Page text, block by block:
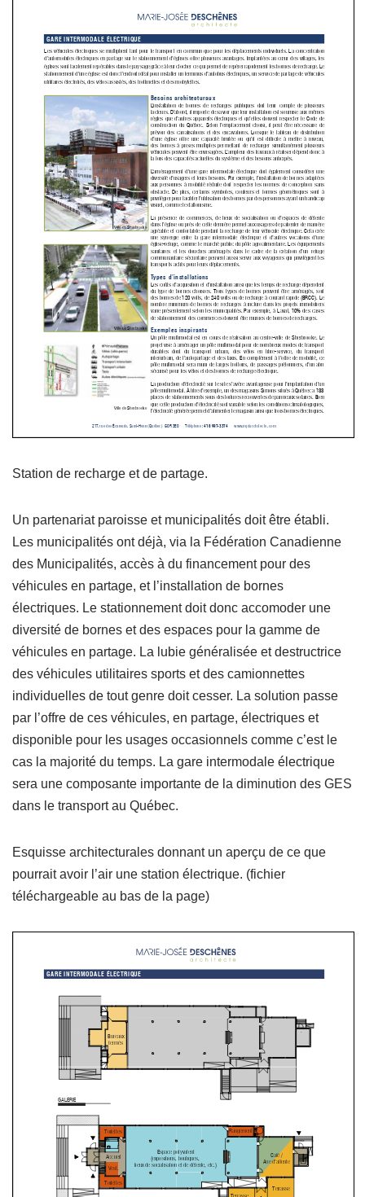
Station de recharge et de partage.
Un partenariat paroisse et municipalités doit être établi.
Les municipalités ont déjà, via la Fédération Canadienne
des Municipalités, accès à du financement pour des
véhicules en partage, et l’installation de bornes
électriques. Le stationnement doit donc accomoder une
diversité de bornes et des espaces pour la gamme de
véhicules en partage. La lubie généralisée et destructrice
des véhicules utilitaires sports et des camionnettes
individuelles de tout genre doit cesser. La solution passe
par l’offre de ces véhicules, en partage, électriques et
disponible pour les usages occasionnels comme c’est le
cas la majorité du temps. La gare intermodale électrique
sera une composante importante de la diminution des GES
dans le transport au Québec.
Esquisse architecturales donnant un aperçu de ce que
pourrait avoir l’air une station électrique. (fichier
téléchargeable au bas de la page)